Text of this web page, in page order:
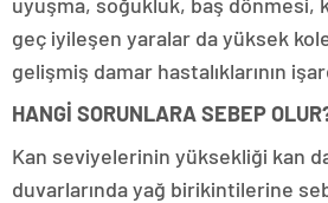
geç iyileşen yaralar da yüksek
gelişmiş damar hastalıklarının
HANGİ SORUNLARA SEBEP
Kan seviyelerinin yüksekliği kan
duvarlarında yağ birikintilerine